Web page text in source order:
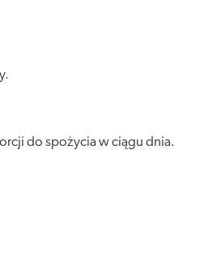
do spożycia w ciągu dnia.